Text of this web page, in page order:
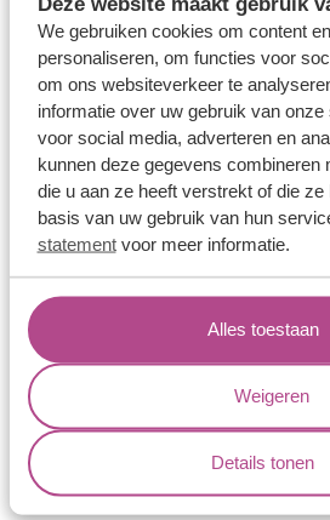
We gebruiken cookies om content
personaliseren, om functies voor
om ons websiteverkeer te
informatie over uw gebruik van
voor social media, adverteren en
kunnen deze gegevens combineren
die u aan ze heeft verstrekt of die
basis van uw gebruik van hun
statementvoor meer informatie.
Alles toestaan
Weigeren
Details tonen
Verlovingsringen
Vriendschapsringen
Over ons
Aller Spanninga
Historie
Certificaten
Jouw voordelen
Conflictvrije Materialen
Oneindig veel mogelijkheden
Kwaliteit
Juweliers & Contact